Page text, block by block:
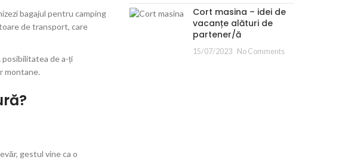
bagajul pentru camping
de transport, care
posibilitatea de a-ți
montane.
gestul vine ca o
Cort masina – idei de
vacanțe alături de
partener/ă
15/07/2023 No Comments